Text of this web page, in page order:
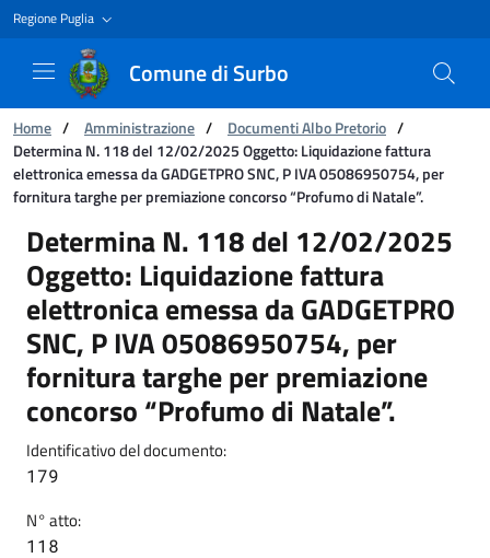
Regione Puglia
Comune di Surbo
Ti trovi in:
Home / Amministrazione / Documenti Albo Pretorio /
Determina N. 118 del 12/02/2025 Oggetto: Liquidazione fattura
elettronica emessa da GADGETPRO SNC, P IVA 05086950754, per
fornitura targhe per premiazione concorso “Profumo di Natale”.
Determina N. 118 del 12/02/2025 Oggetto:
Determina N. 118 del 12/02/2025
Oggetto: Liquidazione fattura
elettronica emessa da GADGETPRO
SNC, P IVA 05086950754, per
fornitura targhe per premiazione
concorso “Profumo di Natale”.
Identificativo del documento:
179
N° atto:
118